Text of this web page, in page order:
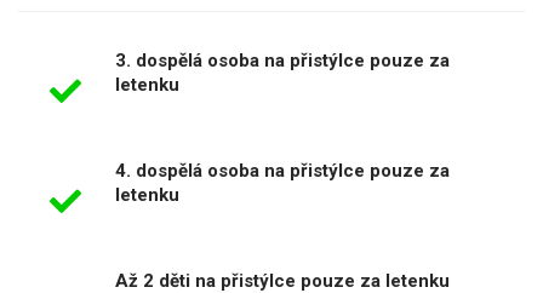
3. dospělá osoba na přistýlce pouze za
letenku
4. dospělá osoba na přistýlce pouze za
letenku
Až 2 děti na přistýlce pouze za letenku